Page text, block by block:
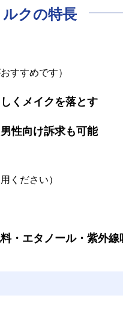
クの特長
すすめです）
くメイクを落とす
性向け訴求も可能
ください）
・ エタノール・ 紫外線